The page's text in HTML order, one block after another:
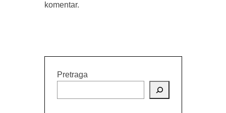
komentar.
Pretraga